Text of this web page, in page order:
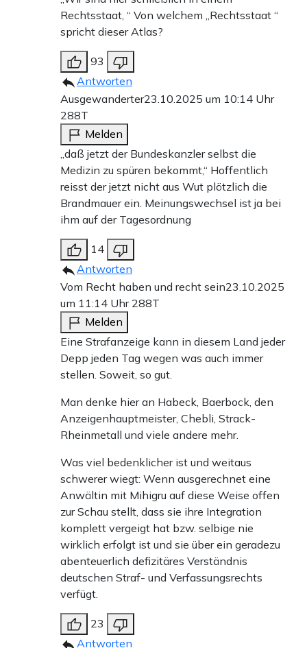
Rechtsstaat, “ Von welchem „Rechtsstaat “
spricht dieser Atlas?
93
Antworten
Ausgewanderter23.10.2025 um 10:14 Uhr
288T
Melden
„daß jetzt der Bundeskanzler selbst die
Medizin zu spüren bekommt,“ Hoffentlich
reisst der jetzt nicht aus Wut plötzlich die
Brandmauer ein. Meinungswechsel ist ja bei
ihm auf der Tagesordnung
14
Antworten
Vom Recht haben und recht sein23.10.2025
um 11:14 Uhr 288T
Melden
Eine Strafanzeige kann in diesem Land jeder
Depp jeden Tag wegen was auch immer
stellen. Soweit, so gut.
Man denke hier an Habeck, Baerbock, den
Anzeigenhauptmeister, Chebli, Strack-
Rheinmetall und viele andere mehr.
Was viel bedenklicher ist und weitaus
schwerer wiegt: Wenn ausgerechnet eine
Anwältin mit Mihigru auf diese Weise offen
zur Schau stellt, dass sie ihre Integration
komplett vergeigt hat bzw. selbige nie
wirklich erfolgt ist und sie über ein geradezu
abenteuerlich defizitäres Verständnis
deutschen Straf- und Verfassungsrechts
verfügt.
23
Antworten